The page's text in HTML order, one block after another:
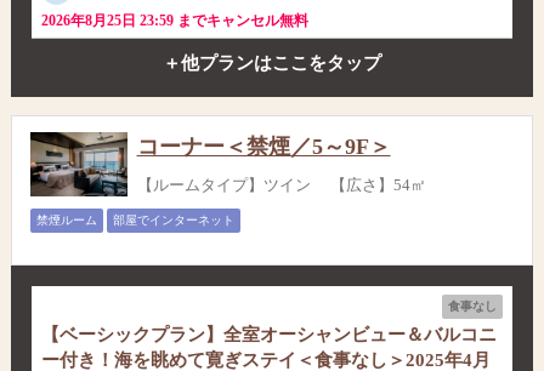
2026年8月25日 23:59 までキャンセル無料
＋他プランはここをタップ
コーナー＜禁煙／5～9F＞
【ルームタイプ】ツイン 【広さ】54㎡
禁煙ルーム 部屋でインターネット
食事なし
【ベーシックプラン】全室オーシャンビュー＆バルコニ
ー付き！海を眺めて寛ぎステイ＜食事なし＞2025年4月